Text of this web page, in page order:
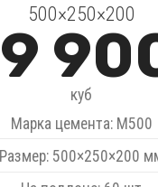
500×250×200
9
куб
Марка цемента: М500
Размер: 500×250×200